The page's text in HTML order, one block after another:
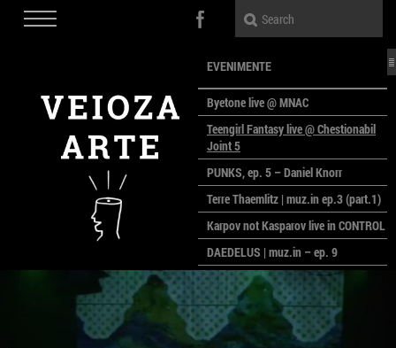
EVENIMENTE
Byetone live @ MNAC
Teengirl Fantasy live @ Chestionabil
Joint 5
PUNKS, ep. 5 – Daniel Knorr
Terre Thaemlitz | muz.in ep.3 (part.1)
Karpov not Kasparov live in CONTROL
DAEDELUS | muz.in – ep. 9
LALELE, LALELE – prima premieră a
anului la MACAZ
CinePOLSKA – filme poloneze la
București